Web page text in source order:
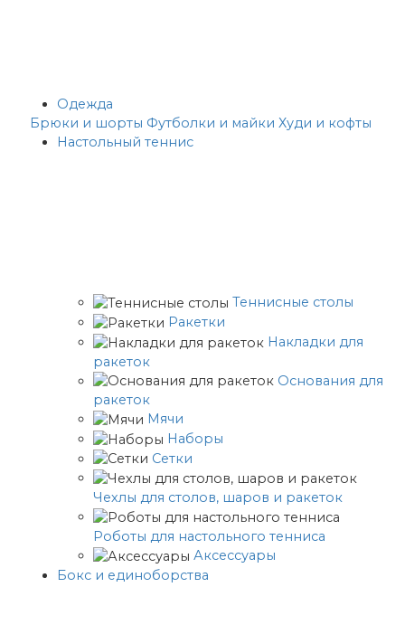
Одежда
Брюки и шорты Футболки и майки Худи и кофты
Настольный теннис
Теннисные столы
Ракетки
Накладки для
ракеток
Основания для
ракеток
Мячи
Наборы
Сетки
Чехлы для столов, шаров и ракеток
Роботы для настольного тенниса
Аксессуары
Бокс и единоборства